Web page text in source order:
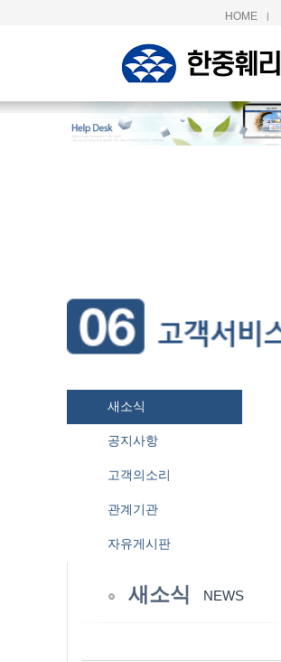
HOME |
새소식
공지사항
고객의소리
관계기관
자유게시판
새소식 NEWS